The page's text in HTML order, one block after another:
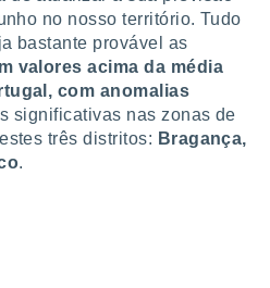
no nosso território. Tudo
bastante provável as
valores acima da média
com anomalias
significativas nas zonas de
três distritos: Bragança,
.